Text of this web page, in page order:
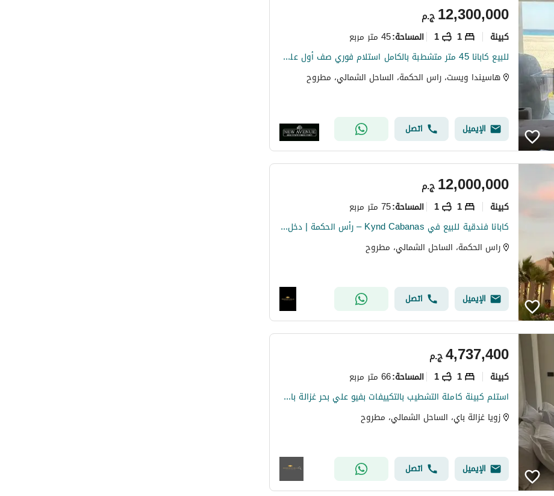
ج.م12,300,000
كبينة 1
1 المساحة:45 متر مربع
للبيع كابانا 45 متر متشطبة بالكامل استلام فوري صف أول على البحر مباشرة في هاسيندا ويست - الساحل الشمالي
هاسيندا ويست، راس الحكمة، الساحل الشمالي، مطروح
الإيميل اتصل
ج.م12,000,000
كبينة 1
1 المساحة:75 متر مربع
كابانا فندقية للبيع في Kynd Cabanas – رأس الحكمة | دخل إيجاري يصل إلى 30,000 في اليوم | 5% مقدم فقط
راس الحكمة، الساحل الشمالي، مطروح
الإيميل اتصل
ج.م4,737,400
كبينة 1
1 المساحة:66 متر مربع
استلم كبينة كاملة التشطيب بالتكييفات بفيو علي بحر غزالة باي من زويا
زويا غزالة باي، الساحل الشمالي، مطروح
الإيميل اتصل